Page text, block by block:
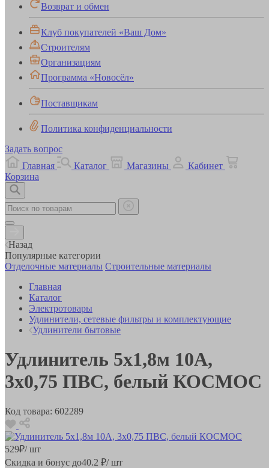
Возврат и обмен
Клуб покупателей «Ваш Дом»
Строителям
Организациям
Программа «Новосёл»
Поставщикам
Политика конфиденциальности
Задать вопрос
Главная
Каталог Магазины
Кабинет
Корзина
Назад
Популярные категории
Отделочные материалы Строительные материалы
Главная
Каталог
Электротовары
Удлинители, сетевые фильтры и комплектующие
Удлинители бытовые
Удлинитель 5х1,8м 10А,
3х0,75 ПВС, белый КОСМОС
Код товара: 602289
529₽/ шт
Скидка и бонус до40.2 ₽/ шт